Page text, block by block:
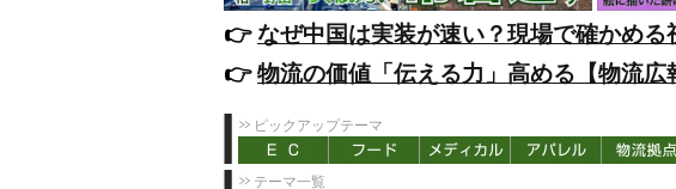
👉️なぜ中国は実装が速い？現場で確かめ
👉️物流の価値「伝える力」高める【物流
ピックアップテーマ
テーマ一覧